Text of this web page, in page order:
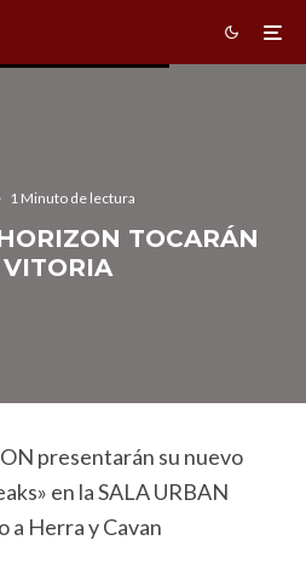
· 1 Minuto de lectura
TOCARÁN
presentarán su nuevo
en la SALA URBAN
a Herra y Cavan